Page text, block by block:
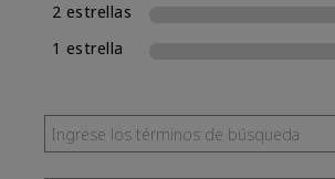
2 estrellas
1 estrella